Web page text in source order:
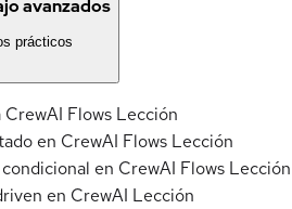
avanzados
prácticos
Flows Lección
en CrewAI Flows Lección
en CrewAI Flows Lección
en CrewAI Lección